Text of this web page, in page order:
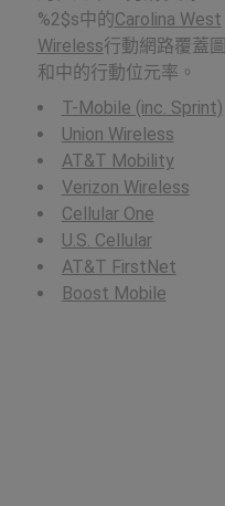
%2$s中的Carolina West
Wireless行動網路覆蓋圖
和中的行動位元率。
T-Mobile (inc. Sprint)
Union Wireless
AT&T Mobility
Verizon Wireless
Cellular One
U.S. Cellular
AT&T FirstNet
Boost Mobile